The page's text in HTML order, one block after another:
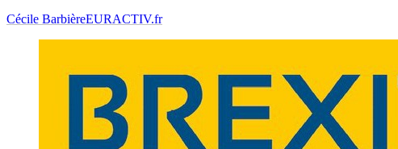
Cécile BarbièreEURACTIV.fr